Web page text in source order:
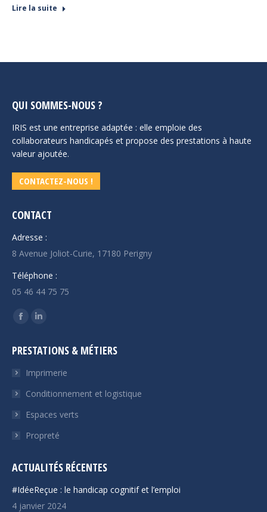
Lire la suite
QUI SOMMES-NOUS ?
IRIS est une entreprise adaptée : elle emploie des
collaborateurs handicapés et propose des prestations à haute
valeur ajoutée.
CONTACTEZ-NOUS !
CONTACT
Adresse :
8 Avenue Joliot-Curie, 17180 Perigny
Téléphone :
05 46 44 75 75
Trouvez nous sur :
La
Facebook
s'ouvre
nouvelle
fenêtre
LinkedIn
s'ouvre
nouvelle
fenêtre
PRESTATIONS & MÉTIERS
Imprimerie
Conditionnement et logistique
Espaces verts
Propreté
ACTUALITÉS RÉCENTES
#IdéeReçue : le handicap cognitif et l’emploi
4 janvier 2024